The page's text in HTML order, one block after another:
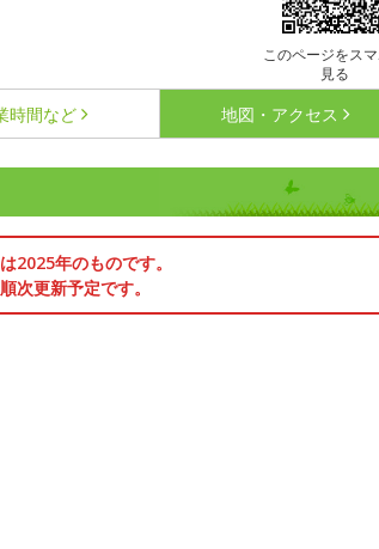
このページをス
見る
時間など 地図・アクセス
2025年のものです。
次更新予定です。